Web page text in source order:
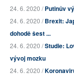
24. 6. 2020 /Putinův
24. 6. 2020 /Brexit:
dohodě šest ...
24. 6. 2020 /Studie:
vývoj mozku
24. 6. 2020 /